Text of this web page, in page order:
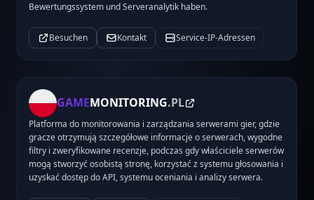
Bewertungssystem und Serveranalytik haben.
Besuchen Kontakt Service-IP-Adressen
GAMEMONITORING.PL
Platforma do monitorowania i zarządzania serwerami gier, gdzie
gracze otrzymują szczegółowe informacje o serwerach, wygodne
filtry i zweryfikowane recenzje, podczas gdy właściciele serwerów
mogą stworzyć osobistą stronę, korzystać z systemu głosowania i
uzyskać dostęp do API, systemu oceniania i analizy serwera.